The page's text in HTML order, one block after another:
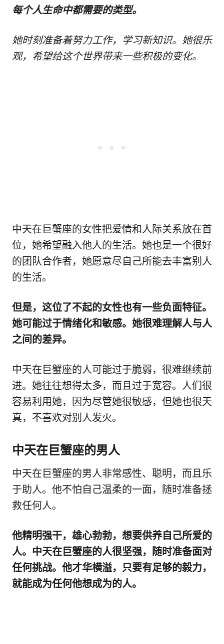
每个人生命中都需要的类型。
她时刻准备着努力工作，学习新知识。她很乐
观，希望给这个世界带来一些积极的变化。
中天在巨蟹座的女性把爱情和人际关系放在首
位，她希望融入他人的生活。她也是一个很好
的团队合作者，她愿意尽自己所能去丰富别人
的生活。
但是，这位了不起的女性也有一些负面特征。
她可能过于情绪化和敏感。她很难理解人与人
之间的差异。
中天在巨蟹座的人可能过于脆弱，很难继续前
进。她往往想得太多，而且过于宽容。人们很
容易利用她，因为尽管她很敏感，但她也很天
真，不喜欢对别人发火。
中天在巨蟹座的男人
中天在巨蟹座的男人非常感性、聪明，而且乐
于助人。他不怕自己温柔的一面，随时准备拯
救任何人。
他精明强干，雄心勃勃，想要供养自己所爱的
人。中天在巨蟹座的人很坚强，随时准备面对
任何挑战。他才华横溢，只要有足够的毅力，
就能成为任何他想成为的人。